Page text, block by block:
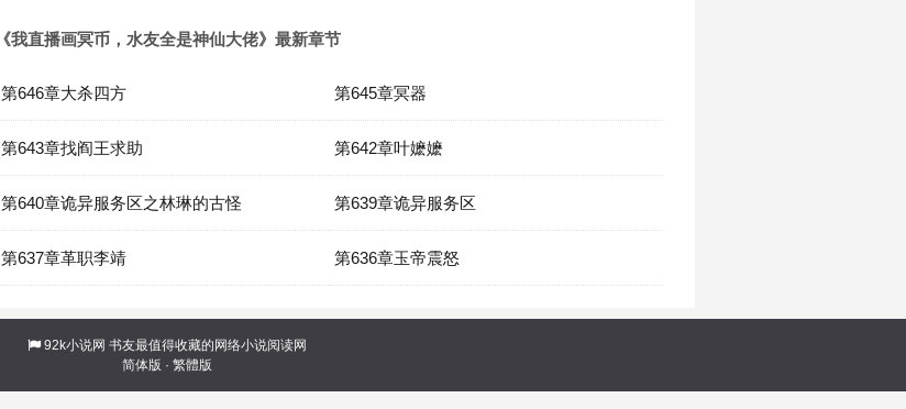
《我直播画冥币，水友全是神仙大佬》最新章节
第646章大杀四方 第645章冥器
第643章找阎王求助 第642章叶嬷嬷
第640章诡异服务区之林琳的古怪 第639章诡异服务区
第637章革职李靖 第636章玉帝震怒
92k小说网 书友最值得收藏的网络小说阅读网
简体版 · 繁體版